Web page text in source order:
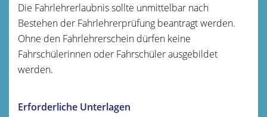
Die Fahrlehrerlaubnis sollte unmittelbar nach
Bestehen der Fahrlehrerprüfung beantragt werden.
Ohne den Fahrlehrerschein dürfen keine
Fahrschülerinnen oder Fahrschüler ausgebildet
werden.
Erforderliche Unterlagen